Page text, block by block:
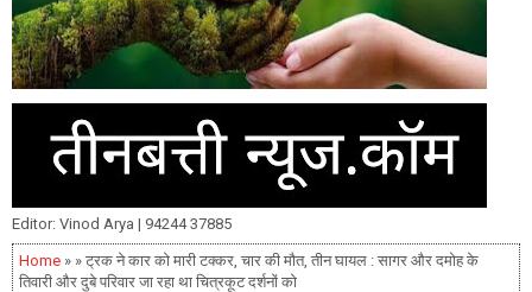
Editor: Vinod Arya | 94244 37885
Home » » ट्रक ने कार को मारी टक्कर, चार की मौत, तीन घायल : सागर और दमोह के
तिवारी और दुबे परिवार जा रहा था चित्रकूट दर्शनों को